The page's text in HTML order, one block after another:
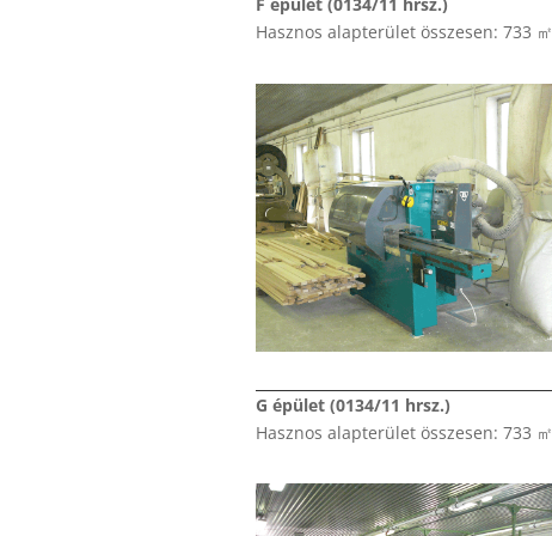
Hasznos alapterület összesen: 733 ㎡
G épület (0134/11 hrsz.)
Hasznos alapterület összesen: 733 ㎡